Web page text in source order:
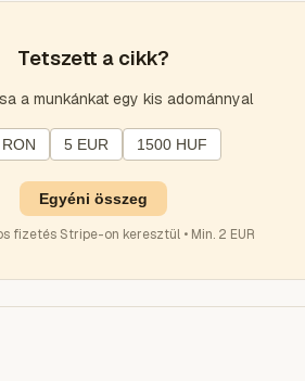
Tetszett a cikk?
a munkánkat egy kis adománnyal
5 EUR 1500 HUF
Egyéni összeg
fizetés Stripe-on keresztül • Min. 2 EUR